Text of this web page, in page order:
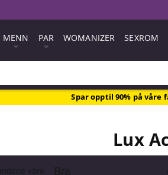
MENN PAR WOMANIZER SEXROM
Spar opptil 90% på
Lux